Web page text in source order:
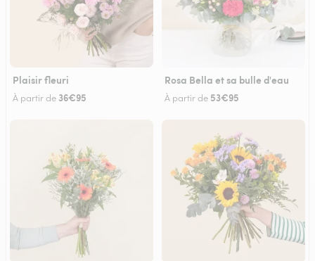
Plaisir fleuri
À partir de 36€95
Rosa Bella et sa bulle d'eau
À partir de 53€95